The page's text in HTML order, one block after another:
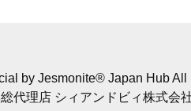
by Jesmonite® Japan Hub All
代理店 シィアンドビィ株式会